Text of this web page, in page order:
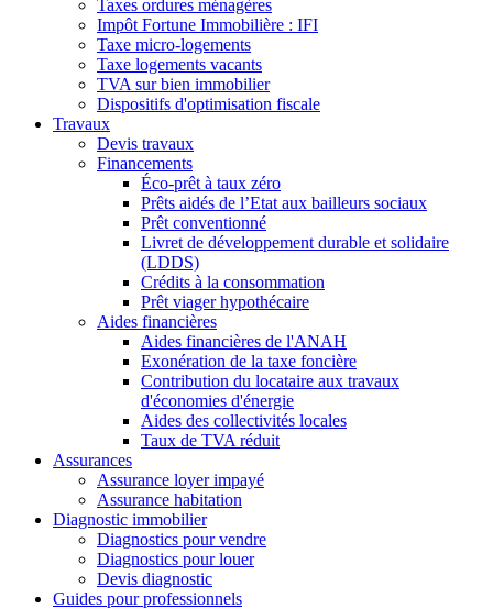
Taxes ordures ménagères
Impôt Fortune Immobilière : IFI
Taxe micro-logements
Taxe logements vacants
TVA sur bien immobilier
Dispositifs d'optimisation fiscale
Travaux
Devis travaux
Financements
Éco-prêt à taux zéro
Prêts aidés de l’Etat aux bailleurs sociaux
Prêt conventionné
Livret de développement durable et solidaire
(LDDS)
Crédits à la consommation
Prêt viager hypothécaire
Aides financières
Aides financières de l'ANAH
Exonération de la taxe foncière
Contribution du locataire aux travaux
d'économies d'énergie
Aides des collectivités locales
Taux de TVA réduit
Assurances
Assurance loyer impayé
Assurance habitation
Diagnostic immobilier
Diagnostics pour vendre
Diagnostics pour louer
Devis diagnostic
Guides pour professionnels